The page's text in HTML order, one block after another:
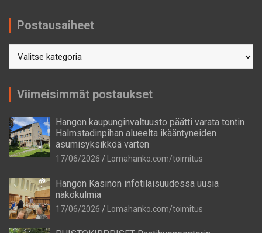
Postausaiheet
Viimeisimmät postaukset
Hangon kaupunginvaltuusto päätti varata tontin
Halmstadinpihan alueelta ikääntyneiden
asumisyksikköä varten
17/06/2026 Lomahanko.com/toimitus
Hangon Kasinon infotilaisuudessa uusia
näkökulmia
17/06/2026 Lomahanko.com/toimitus